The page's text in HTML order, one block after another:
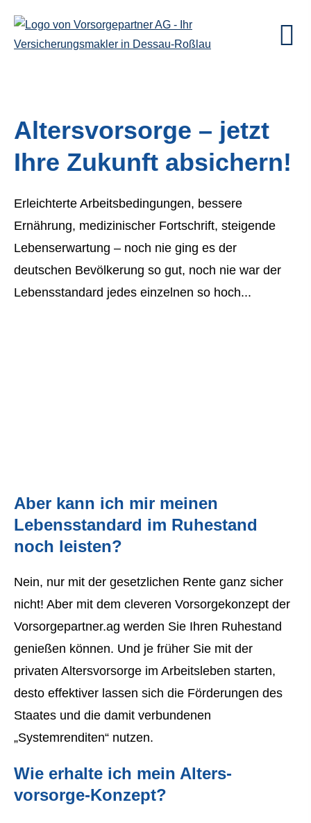
Alters­vorsorge – jetzt
Ihre Zukunft absichern!
Erleichterte Arbeitsbedingungen, bessere
Ernährung, medizinischer Fortschrift, steigende
Lebenserwartung – noch nie ging es der
deutschen Bevölkerung so gut, noch nie war der
Lebensstandard jedes einzelnen so hoch...
Aber kann ich mir meinen
Lebensstandard im Ruhestand
noch leisten?
Nein, nur mit der gesetzlichen Rente ganz sicher
nicht! Aber mit dem cleveren Vorsorgekonzept der
Vorsorgepartner.ag werden Sie Ihren Ruhestand
genießen können. Und je früher Sie mit der
privaten Alters­vorsorge im Arbeitsleben starten,
desto effektiver lassen sich die Förderungen des
Staates und die damit verbundenen
„Systemrenditen“ nutzen.
Wie erhalte ich mein Alters­
vorsorge-Konzept?